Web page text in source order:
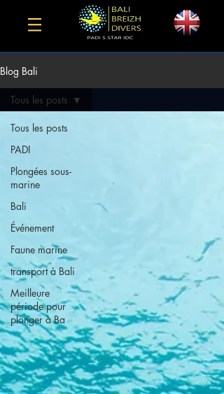
Blog Bali
Tous les posts
PADI
Plongées sous-
marine
Bali
Événement
Faune marine
transport à Bali
Meilleure
période pour
plonger à Ba
Tous les posts